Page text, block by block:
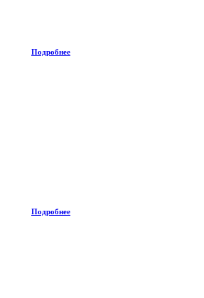
Подробнее
Подробнее